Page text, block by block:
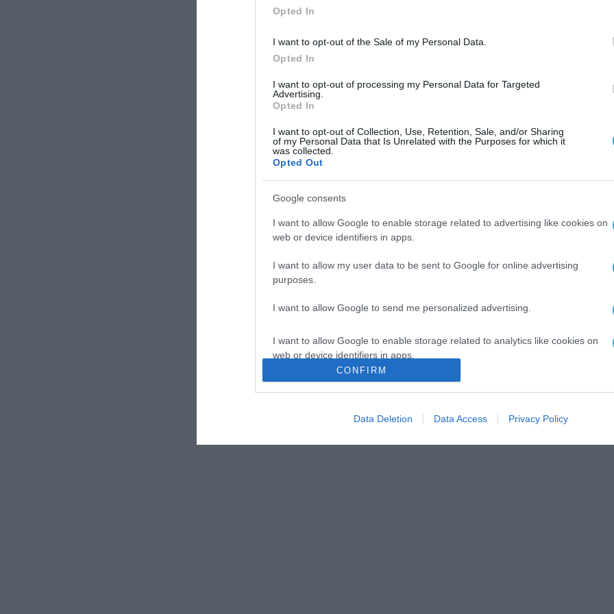
Opted In
I want to opt-out of the Sale of my Personal Data.
Opted In
I want to opt-out of processing my Personal Data for Targeted
Advertising.
Opted In
I want to opt-out of Collection, Use, Retention, Sale, and/or Sharing
of my Personal Data that Is Unrelated with the Purposes for which it
was collected.
Opted Out
Google consents
I want to allow Google to enable storage related to advertising like cookies on
web or device identifiers in apps.
I want to allow my user data to be sent to Google for online advertising
purposes.
I want to allow Google to send me personalized advertising.
I want to allow Google to enable storage related to analytics like cookies on
web or device identifiers in apps.
I want to allow Google to enable storage related to functionality of the website
I want to allow Google to enable storage related to personalization.
CONFIRM
Data Deletion Data Access Privacy Policy